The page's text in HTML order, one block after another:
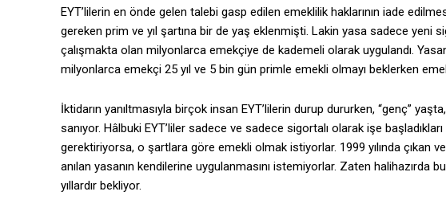
EYT’lilerin en önde gelen talebi gasp edilen emeklilik haklarının iade
gereken prim ve yıl şartına bir de yaş eklenmişti. Lakin yasa sadece yeni
çalışmakta olan milyonlarca emekçiye de kademeli olarak uygulandı.
milyonlarca emekçi 25 yıl ve 5 bin gün primle emekli olmayı beklerken
İktidarın yanıltmasıyla birçok insan EYT’lilerin durup dururken, “genç”
sanıyor. Hâlbuki EYT’liler sadece ve sadece sigortalı olarak işe
gerektiriyorsa, o şartlara göre emekli olmak istiyorlar. 1999 yılında çıkan
anılan yasanın kendilerine uygulanmasını istemiyorlar. Zaten halihazırda
yıllardır bekliyor.